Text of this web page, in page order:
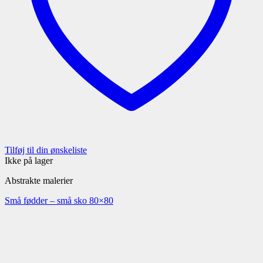
Tilføj til din ønskeliste
Ikke på lager
Abstrakte malerier
Små fødder – små sko 80×80